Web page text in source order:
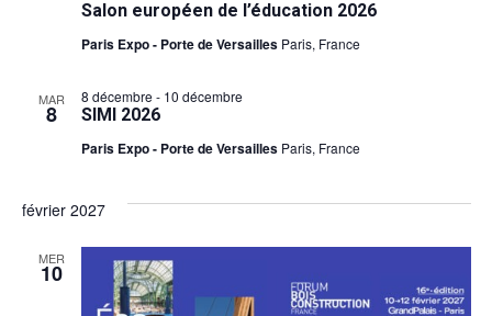
Salon européen de l’éducation 2026
Paris Expo - Porte de Versailles Paris, France
MAR
8 SIMI 2026
8 décembre - 10 décembre
Paris Expo - Porte de Versailles Paris, France
février 2027
MER
10